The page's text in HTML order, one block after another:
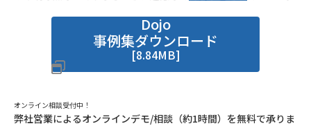
Dojo
事例集ダウンロード
[8.84MB]
オンライン相談受付中！
弊社営業によるオンラインデモ/相談（約1時間）を無料で承りま